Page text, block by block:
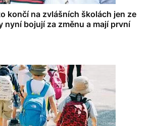
končí na zvlášních školách jen ze
nyní bojují za změnu a mají první